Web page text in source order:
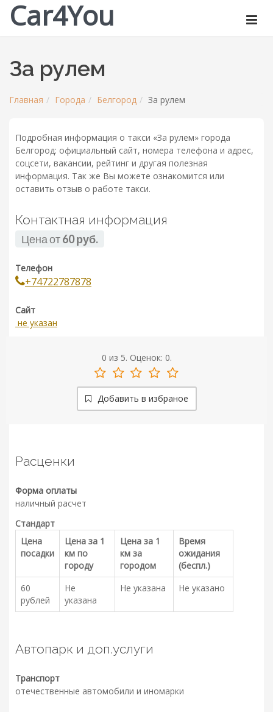
Car4You
За рулем
Главная Города Белгород За рулем
Подробная информация о такси «За рулем» города
Белгород: официальный сайт, номера телефона и адрес,
соцсети, вакансии, рейтинг и другая полезная
информация. Так же Вы можете ознакомится или
оставить отзыв о работе такси.
Контактная информация
Цена от60 руб.
Телефон
+74722787878
Сайт
не указан
0 из 5. Оценок: 0.
Добавить в избраное
Расценки
Форма оплаты
наличный расчет
Стандарт
Цена
посадки
Цена за 1
км по
городу
Цена за 1
км за
городом
Время
ожидания
(беспл.)
60
рублей
Не
указана
Не указана Не указано
Автопарк и доп.услуги
Транспорт
отечественные автомобили и иномарки